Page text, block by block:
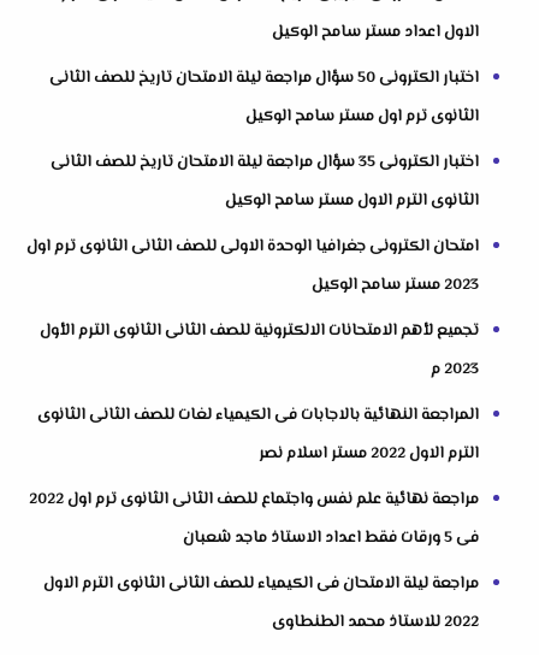
الاول اعداد مستر سامح الوكيل
اختبار الكترونى 50 سؤال مراجعة ليلة الامتحان تاريخ للصف الثانى
الثانوى ترم اول مستر سامح الوكيل
اختبار الكترونى 35 سؤال مراجعة ليلة الامتحان تاريخ للصف الثانى
الثانوى الترم الاول مستر سامح الوكيل
امتحان الكترونى جغرافيا الوحدة الاولى للصف الثانى الثانوى ترم اول
2023 مستر سامح الوكيل
تجميع لأهم الامتحانات الالكترونية للصف الثانى الثانوى الترم الأول
2023 م
المراجعة النهائية بالاجابات فى الكيمياء لغات للصف الثانى الثانوى
الترم الاول 2022 مستر اسلام نصر
مراجعة نهائية علم نفس واجتماع للصف الثانى الثانوى ترم اول 2022
فى 5 ورقات فقط اعداد الاستاذ ماجد شعبان
مراجعة ليلة الامتحان فى الكيمياء للصف الثانى الثانوى الترم الاول
2022 للاستاذ محمد الطنطاوى